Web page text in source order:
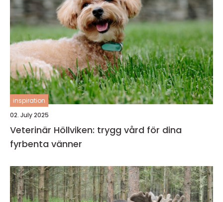
inspiration
02. July 2025
Veterinär Höllviken: trygg vård för dina
fyrbenta vänner